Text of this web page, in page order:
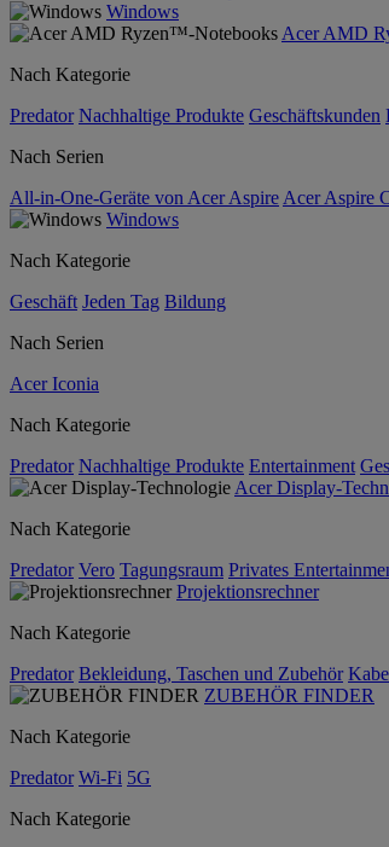
Windows
Acer AMD
Nach Kategorie
Predator Nachhaltige Produkte Geschäftskunden
Nach Serien
All-in-One-Geräte von Acer Aspire Acer Aspire
Windows
Nach Kategorie
Geschäft Jeden Tag Bildung
Nach Serien
Acer Iconia
Nach Kategorie
Predator Nachhaltige Produkte Entertainment
Acer Display-
Nach Kategorie
Predator Vero Tagungsraum Privates
Projektionsrechner
Nach Kategorie
Predator Bekleidung, Taschen und Zubehör
ZUBEHÖR FINDER
Nach Kategorie
Predator Wi-Fi 5G
Nach Kategorie